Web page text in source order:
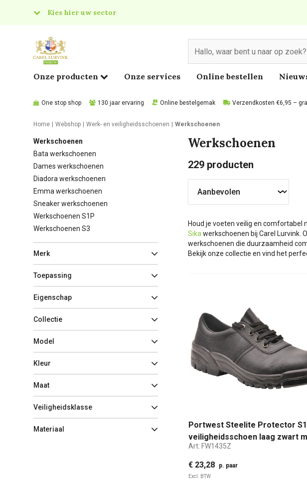
Kies hier uw sector
Food
Onze producten Onze services Online bestellen
One stop shop 130 jaar ervaring Online bestelgemak Verzendkosten €6,95 –
Home Webshop Werk- en veiligheidsschoenen Werkschoenen
Werkschoenen
Bata werkschoenen
Dames werkschoenen
Diadora werkschoenen
Emma werkschoenen
Sneaker werkschoenen
Werkschoenen S1P
Werkschoenen S3
Merk
Toepassing
Eigenschap
Collectie
Model
Kleur
Maat
Veiligheidsklasse
Materiaal
Werkschoenen
229 producten
Houd je voeten veilig en
Sika werkschoenen bij Carel Lurvink.
werkschoenen die duurzaamheid
Bekijk onze collectie en vind het
Portwest Steelite Protector
veiligheidsschoen laag zwart
35
Art: FW1435Z
€ 23,28 p. paar
Excl. BTW